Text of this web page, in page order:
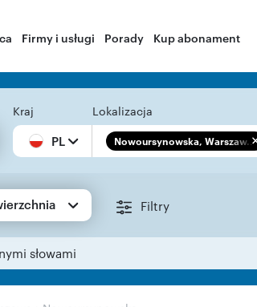
Firmy i usługi Porady Kup abonament
Kraj
PL
Lokalizacja
Nowoursynowska, Warszaw...
Filtry
słowami